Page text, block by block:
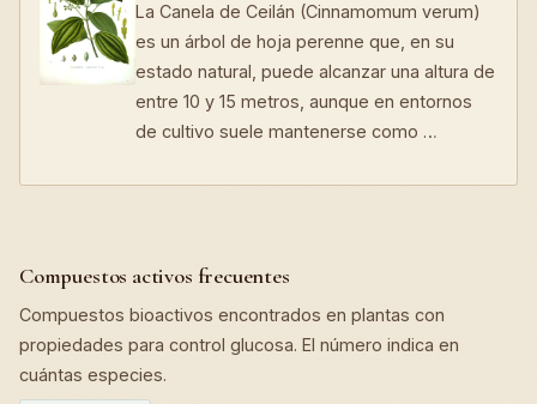
La Canela de Ceilán (Cinnamomum verum)
es un árbol de hoja perenne que, en su
estado natural, puede alcanzar una altura de
entre 10 y 15 metros, aunque en entornos
de cultivo suele mantenerse como …
Compuestos activos frecuentes
Compuestos bioactivos encontrados en plantas con
propiedades para control glucosa. El número indica en
cuántas especies.